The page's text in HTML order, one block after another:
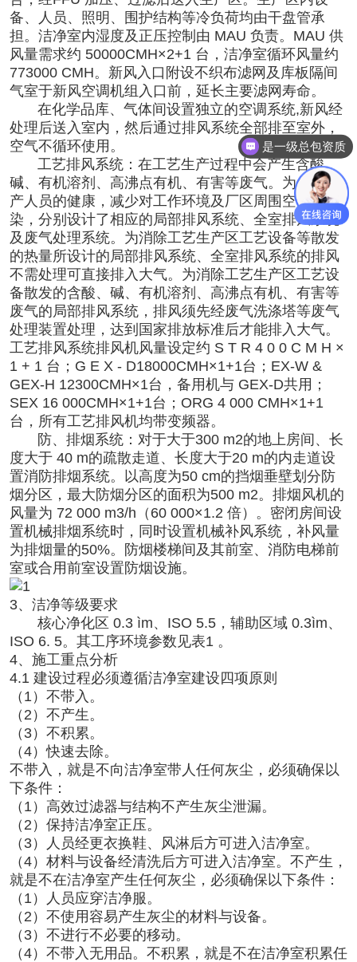
备、人员、照明、围护结构等冷负荷均由干盘管承
担。洁净室内湿度及正压控制由 MAU 负责。MAU 供
风量需求约 50000CMH×2+1 台，洁净室循环风量约
773000 CMH。新风入口附设不织布滤网及库板隔间
气室于新风空调机组入口前，延长主要滤网寿命。
在化学品库、气体间设置独立的空调系统,新风经
处理后送入室内，然后通过排风系统全部排至室外，
空气不循环使用。
工艺排风系统：在工艺生产过程中会产生含酸、
碱、有机溶剂、高沸点有机、有害等废气。为保护生
产人员的健康，减少对工作环境及厂区周围空气的污
染，分别设计了相应的局部排风系统、全室排风系统
及废气处理系统。为消除工艺生产区工艺设备等散发
的热量所设计的局部排风系统、全室排风系统的排风
不需处理可直接排入大气。为消除工艺生产区工艺设
备散发的含酸、碱、有机溶剂、高沸点有机、有害等
废气的局部排风系统，排风须先经废气洗涤塔等废气
处理装置处理，达到国家排放标准后才能排入大气。
工艺排风系统排风机风量设定约 S T R 4 0 0 C M H ×
1 + 1 台；G E X - D18000CMH×1+1台；EX-W &
GEX-H 12300CMH×1台，备用机与 GEX-D共用；
SEX 16 000CMH×1+1台；ORG 4 000 CMH×1+1
台，所有工艺排风机均带变频器。
防、排烟系统：对于大于300 m2的地上房间、长
度大于 40 m的疏散走道、长度大于20 m的内走道设
置消防排烟系统。以高度为50 cm的挡烟垂壁划分防
烟分区，最大防烟分区的面积为500 m2。排烟风机的
风量为 72 000 m3/h（60 000×1.2 倍）。密闭房间设
置机械排烟系统时，同时设置机械补风系统，补风量
为排烟量的50%。防烟楼梯间及其前室、消防电梯前
室或合用前室设置防烟设施。
3、洁净等级要求
核心净化区 0.3 ìm、ISO 5.5，辅助区域 0.3ìm、
ISO 6. 5。其工序环境参数见表1 。
4、施工重点分析
4.1 建设过程必须遵循洁净室建设四项原则
（1）不带入。
（2）不产生。
（3）不积累。
（4）快速去除。
不带入，就是不向洁净室带人任何灰尘，必须确保以
下条件：
（1）高效过滤器与结构不产生灰尘泄漏。
（2）保持洁净室正压。
（3）人员经更衣换鞋、风淋后方可进入洁净室。
（4）材料与设备经清洗后方可进入洁净室。不产生，
就是不在洁净室产生任何灰尘，必须确保以下条件：
（1）人员应穿洁净服。
（2）不使用容易产生灰尘的材料与设备。
（3）不进行不必要的移动。
（4）不带入无用品。不积累，就是不在洁净室积累任
是一级总包资质